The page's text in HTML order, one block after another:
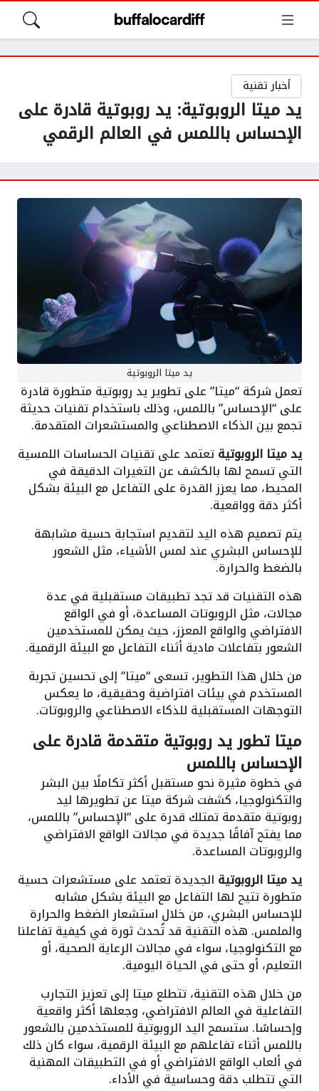
أخبار تقنية
يد ميتا الروبوتية: يد روبوتية قادرة على
الإحساس باللمس في العالم الرقمي
يد ميتا الروبوتية
تعمل شركة “ميتا” على تطوير يد روبوتية متطورة قادرة
على “الإحساس” باللمس، وذلك باستخدام تقنيات حديثة
تجمع بين الذكاء الاصطناعي والمستشعرات المتقدمة.
يد ميتا الروبوتيةتعتمد على تقنيات الحساسات اللمسية
التي تسمح لها بالكشف عن التغيرات الدقيقة في
المحيط، مما يعزز القدرة على التفاعل مع البيئة بشكل
أكثر دقة وواقعية.
يتم تصميم هذه اليد لتقديم استجابة حسية مشابهة
للإحساس البشري عند لمس الأشياء، مثل الشعور
بالضغط والحرارة.
هذه التقنيات قد تجد تطبيقات مستقبلية في عدة
مجالات، مثل الروبوتات المساعدة، أو في الواقع
الافتراضي والواقع المعزز، حيث يمكن للمستخدمين
الشعور بتفاعلات مادية أثناء التفاعل مع البيئة الرقمية.
من خلال هذا التطوير، تسعى “ميتا” إلى تحسين تجربة
المستخدم في بيئات افتراضية وحقيقية، ما يعكس
التوجهات المستقبلية للذكاء الاصطناعي والروبوتات.
ميتا تطور يد روبوتية متقدمة قادرة على
الإحساس باللمس
في خطوة مثيرة نحو مستقبل أكثر تكاملًا بين البشر
والتكنولوجيا، كشفت شركة ميتا عن تطويرها ليد
روبوتية متقدمة تمتلك قدرة على “الإحساس” باللمس،
مما يفتح آفاقًا جديدة في مجالات الواقع الافتراضي
والروبوتات المساعدة.
يد ميتا الروبوتية الجديدة تعتمد على مستشعرات حسية
متطورة تتيح لها التفاعل مع البيئة بشكل مشابه
للإحساس البشري، من خلال استشعار الضغط والحرارة
والملمس. هذه التقنية قد تُحدث ثورة في كيفية تفاعلنا
مع التكنولوجيا، سواء في مجالات الرعاية الصحية، أو
التعليم، أو حتى في الحياة اليومية.
من خلال هذه التقنية، تتطلع ميتا إلى تعزيز التجارب
التفاعلية في العالم الافتراضي، وجعلها أكثر واقعية
وإحساسًا. ستسمح اليد الروبوتية للمستخدمين بالشعور
باللمس أثناء تفاعلهم مع البيئة الرقمية، سواء كان ذلك
في ألعاب الواقع الافتراضي أو في التطبيقات المهنية
التي تتطلب دقة وحساسية في الأداء.